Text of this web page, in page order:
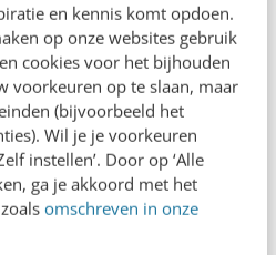
en kennis komt opdoen.
op onze websites gebruik
cookies voor het bijhouden
voorkeuren op te slaan, maar
(bijvoorbeeld het
Wil je je voorkeuren
instellen’. Door op ‘Alle
ga je akkoord met het
omschreven in onze